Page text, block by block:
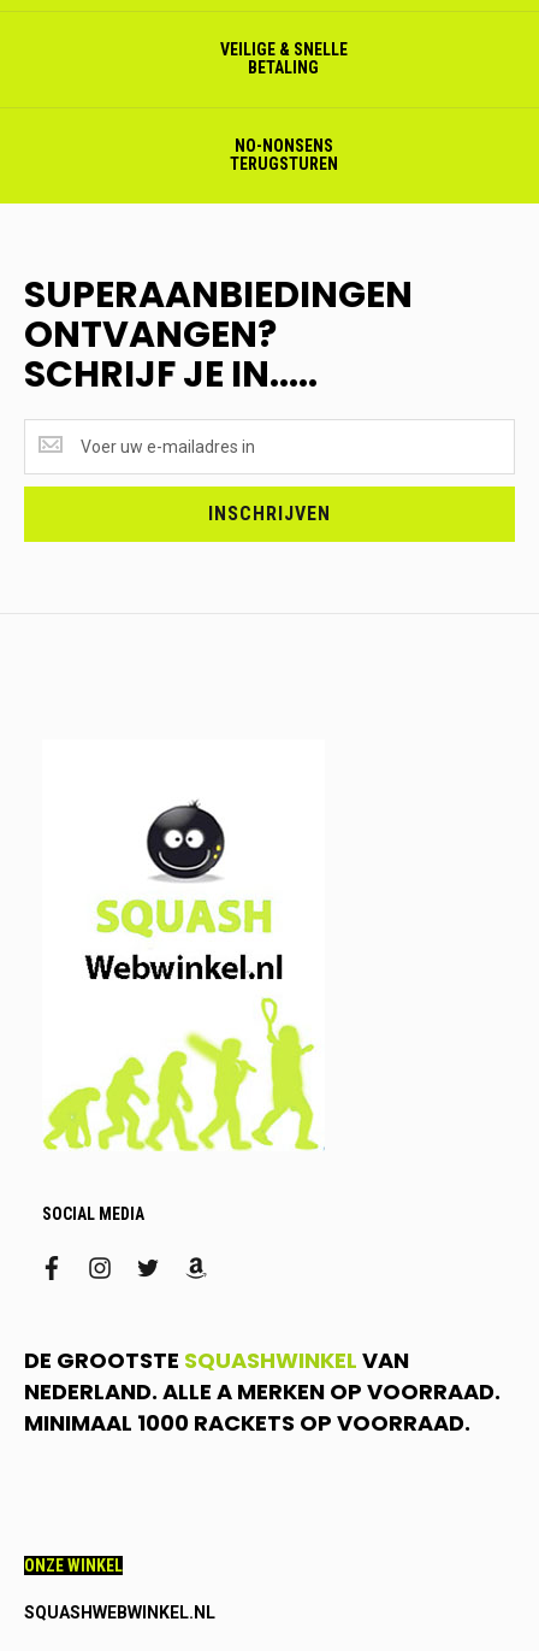
VEILIGE & SNELLE
BETALING
NO-NONSENS
TERUGSTUREN
SUPERAANBIEDINGEN
ONTVANGEN?
SCHRIJF JE IN.....
ONTVANGEN?
<br>SCHRIJF
INSCHRIJVEN
SOCIAL MEDIA
facebookinstagram
twitteramazon
DE GROOTSTE SQUASHWINKEL VAN
NEDERLAND. ALLE A MERKEN OP VOORRAAD.
MINIMAAL 1000 RACKETS OP VOORRAAD.
ONZE WINKEL
SQUASHWEBWINKEL.NL